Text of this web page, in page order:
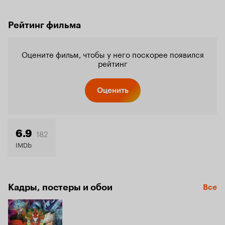
Рейтинг фильма
Оцените фильм, чтобы у него поскорее появился
рейтинг
Оценить
6.9 182
IMDb
Кадры, постеры и обои Все